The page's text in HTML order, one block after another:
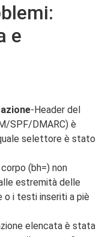
e
-Header del
SPF/DMARC) è
selettore è stato
(bh=) non
estremità delle
o i testi inseriti a piè
elencata è stata